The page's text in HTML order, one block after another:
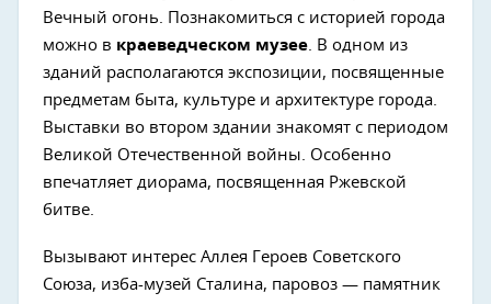
Вечный огонь. Познакомиться с историей города
можно в краеведческом музее. В одном из
зданий располагаются экспозиции, посвященные
предметам быта, культуре и архитектуре города.
Выставки во втором здании знакомят с периодом
Великой Отечественной войны. Особенно
впечатляет диорама, посвященная Ржевской
битве.
Вызывают интерес Аллея Героев Советского
Союза, изба-музей Сталина, паровоз — памятник